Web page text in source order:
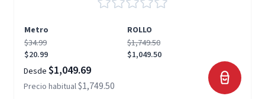
Metro
ROLLO
$34.99
$20.99
$1,749.50
$1,049.50
Desde $1,049.69
Precio habitual$1,749.50